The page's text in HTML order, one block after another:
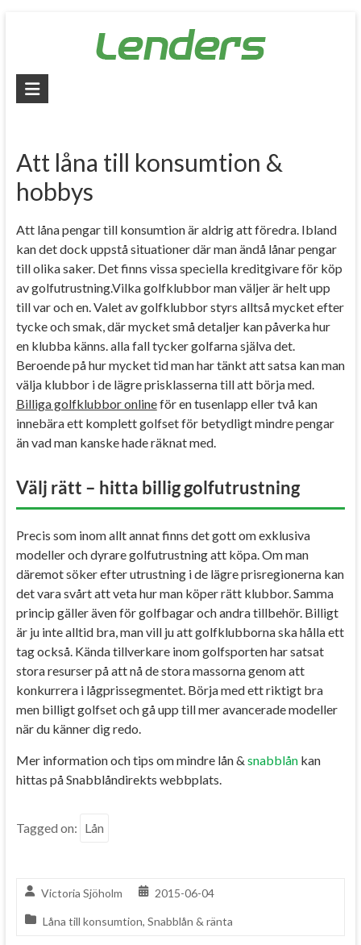
Lenders
Jämför
alla
lån
Jämför
billiga
lån
och
låna
pengar
snabbt
Att låna till konsumtion &
hobbys
Att låna pengar till konsumtion är aldrig att föredra. Ibland
kan det dock uppstå situationer där man ändå lånar pengar
till olika saker. Det finns vissa speciella kreditgivare för köp
av golfutrustning.Vilka golfklubbor man väljer är helt upp
till var och en. Valet av golfklubbor styrs alltså mycket efter
tycke och smak, där mycket små detaljer kan påverka hur
en klubba känns. alla fall tycker golfarna själva det.
Beroende på hur mycket tid man har tänkt att satsa kan man
välja klubbor i de lägre prisklasserna till att börja med.
Billiga golfklubbor onlineför en tusenlapp eller två kan
innebära ett komplett golfset för betydligt mindre pengar
än vad man kanske hade räknat med.
Välj rätt – hitta billig golfutrustning
Precis som inom allt annat finns det gott om exklusiva
modeller och dyrare golfutrustning att köpa. Om man
däremot söker efter utrustning i de lägre prisregionerna kan
det vara svårt att veta hur man köper rätt klubbor. Samma
princip gäller även för golfbagar och andra tillbehör. Billigt
är ju inte alltid bra, man vill ju att golfklubborna ska hålla ett
tag också. Kända tillverkare inom golfsporten har satsat
stora resurser på att nå de stora massorna genom att
konkurrera i lågprissegmentet. Börja med ett riktigt bra
men billigt golfset och gå upp till mer avancerade modeller
när du känner dig redo.
Mer information och tips om mindre lån & snabblånkan
hittas på Snabblåndirekts webbplats.
Tagged on: Lån
Victoria Sjöholm 2015-06-04
Låna till konsumtion, Snabblån & ränta